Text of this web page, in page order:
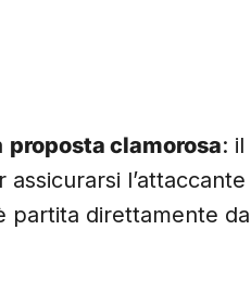
proposta clamorosa: il
assicurarsi l’attaccante
partita direttamente da